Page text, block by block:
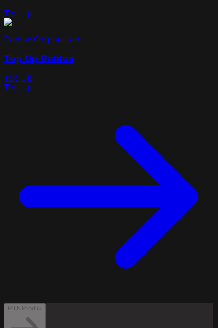
Top Up
Roblox Corporation
Top Up Roblox
Top Up
Top Up
Pilih Produk